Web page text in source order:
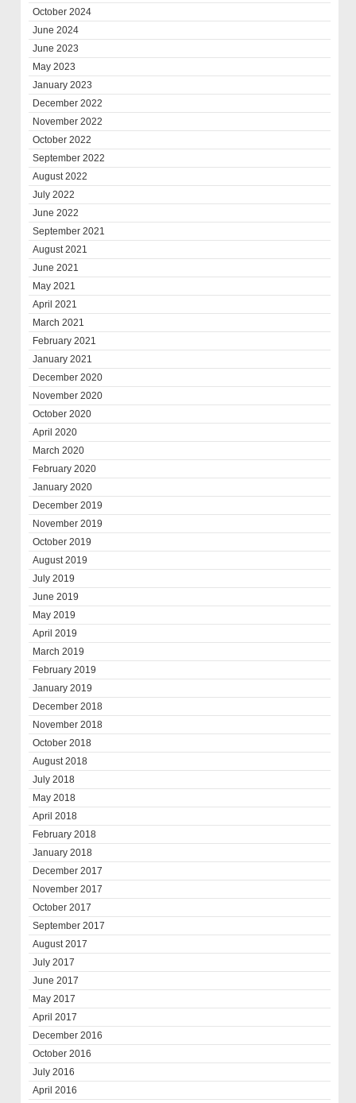
October 2024
June 2024
June 2023
May 2023
January 2023
December 2022
November 2022
October 2022
September 2022
August 2022
July 2022
June 2022
September 2021
August 2021
June 2021
May 2021
April 2021
March 2021
February 2021
January 2021
December 2020
November 2020
October 2020
April 2020
March 2020
February 2020
January 2020
December 2019
November 2019
October 2019
August 2019
July 2019
June 2019
May 2019
April 2019
March 2019
February 2019
January 2019
December 2018
November 2018
October 2018
August 2018
July 2018
May 2018
April 2018
February 2018
January 2018
December 2017
November 2017
October 2017
September 2017
August 2017
July 2017
June 2017
May 2017
April 2017
December 2016
October 2016
July 2016
April 2016